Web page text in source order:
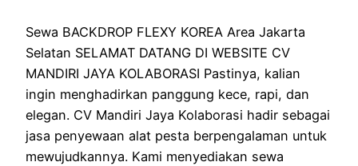
Sewa BACKDROP FLEXY KOREA Area Jakarta
Selatan SELAMAT DATANG DI WEBSITE CV
MANDIRI JAYA KOLABORASI Pastinya, kalian
ingin menghadirkan panggung kece, rapi, dan
elegan. CV Mandiri Jaya Kolaborasi hadir sebagai
jasa penyewaan alat pesta berpengalaman untuk
mewujudkannya. Kami menyediakan sewa